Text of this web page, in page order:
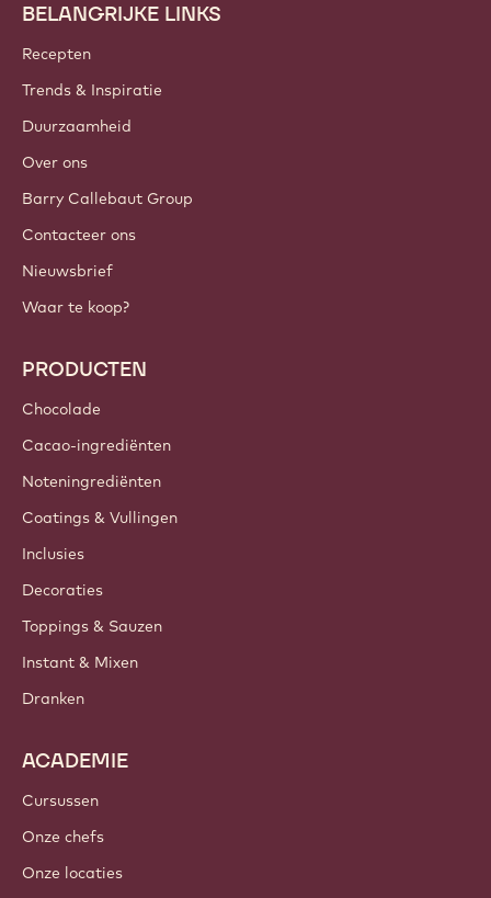
Footer
Callebaut
BELANGRIJKE LINKS
Recepten
Trends & Inspiratie
Duurzaamheid
Over ons
Barry Callebaut Group
Contacteer ons
Nieuwsbrief
Waar te koop?
PRODUCTEN
Chocolade
Cacao-ingrediënten
Noteningrediënten
Coatings & Vullingen
Inclusies
Decoraties
Toppings & Sauzen
Instant & Mixen
Dranken
ACADEMIE
Cursussen
Onze chefs
Onze locaties